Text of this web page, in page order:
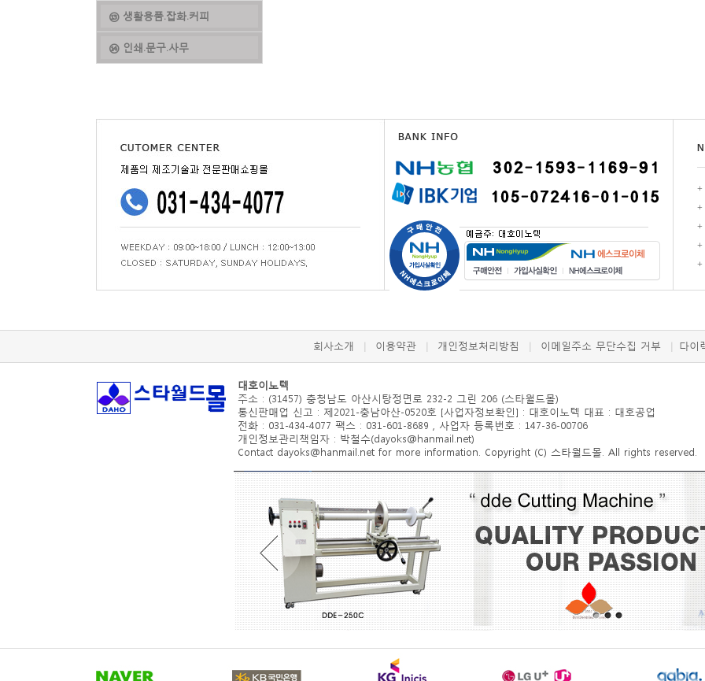
⑬ 생활용품.잡화.커피
⑭ 인쇄.문구.사무
+
+
+
+
+
회사소개 이용약관 개인정보처리방침 이메일주소 무단수집 거부 다이
대호이노텍
주소 : (31457) 충청남도 아산시탕정면로 232-2 그린 206 (스타월드몰)
통신판매업 신고 : 제2021-충남아산-0520호 [사업자정보확인] : 대호이노텍 대표 : 대호공업
전화 : 031-434-4077 팩스 : 031-601-8689 , 사업자 등록번호 : 147-36-00706
개인정보관리책임자 : 박철수(dayoks@hanmail.net)
Contact dayoks@hanmail.net for more information. Copyright (C) 스타월드몰. All rights reserved.